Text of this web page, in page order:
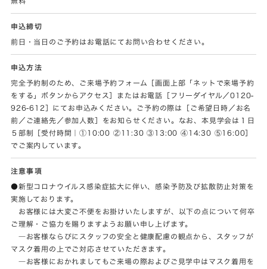
申込締切
前日・当日のご予約はお電話にてお問い合わせください。
申込方法
完全予約制のため、ご来場予約フォーム［画面上部「ネットで来場予約
をする」ボタンからアクセス］またはお電話［フリーダイヤル／0120-
926-612］にてお申込みください。ご予約の際は［ご希望日時／お名
前／ご連絡先／参加人数］をお知らせください。なお、本見学会は１日
５部制［受付時間｜①10:00 ②11:30 ③13:00 ④14:30 ⑤16:00］
でご案内しています。
注意事項
●新型コロナウイルス感染症拡大に伴い、感染予防及び拡散防止対策を
実施しております。
お客様には大変ご不便をお掛けいたしますが、以下の点について何卒
ご理解・ご協力を賜りますようお願い申し上げます。
―お客様ならびにスタッフの安全と健康配慮の観点から、スタッフが
マスク着用の上でご対応させていただきます。
―お客様におかれましてもご来場の際およびご見学中はマスク着用を